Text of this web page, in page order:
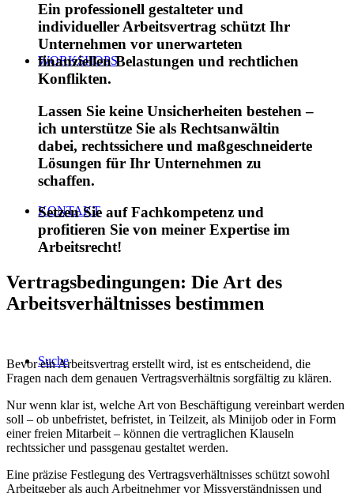
WORKSHOPS
KONTAKT
Suche
Ein professionell gestalteter und
individueller Arbeitsvertrag schützt Ihr
Unternehmen vor unerwarteten
finanziellen Belastungen und rechtlichen
Konflikten.
Lassen Sie keine Unsicherheiten bestehen –
ich unterstütze Sie als Rechtsanwältin
dabei, rechtssichere und maßgeschneiderte
Lösungen für Ihr Unternehmen zu
schaffen.
Setzen Sie auf Fachkompetenz und
profitieren Sie von meiner Expertise im
Arbeitsrecht!
Vertragsbedingungen: Die Art des
Arbeitsverhältnisses bestimmen
Bevor ein Arbeitsvertrag erstellt wird, ist es entscheidend, die
Fragen nach dem genauen Vertragsverhältnis sorgfältig zu klären.
Nur wenn klar ist, welche Art von Beschäftigung vereinbart werden
soll – ob unbefristet, befristet, in Teilzeit, als Minijob oder in Form
einer freien Mitarbeit – können die vertraglichen Klauseln
rechtssicher und passgenau gestaltet werden.
Eine präzise Festlegung des Vertragsverhältnisses schützt sowohl
Arbeitgeber als auch Arbeitnehmer vor Missverständnissen und